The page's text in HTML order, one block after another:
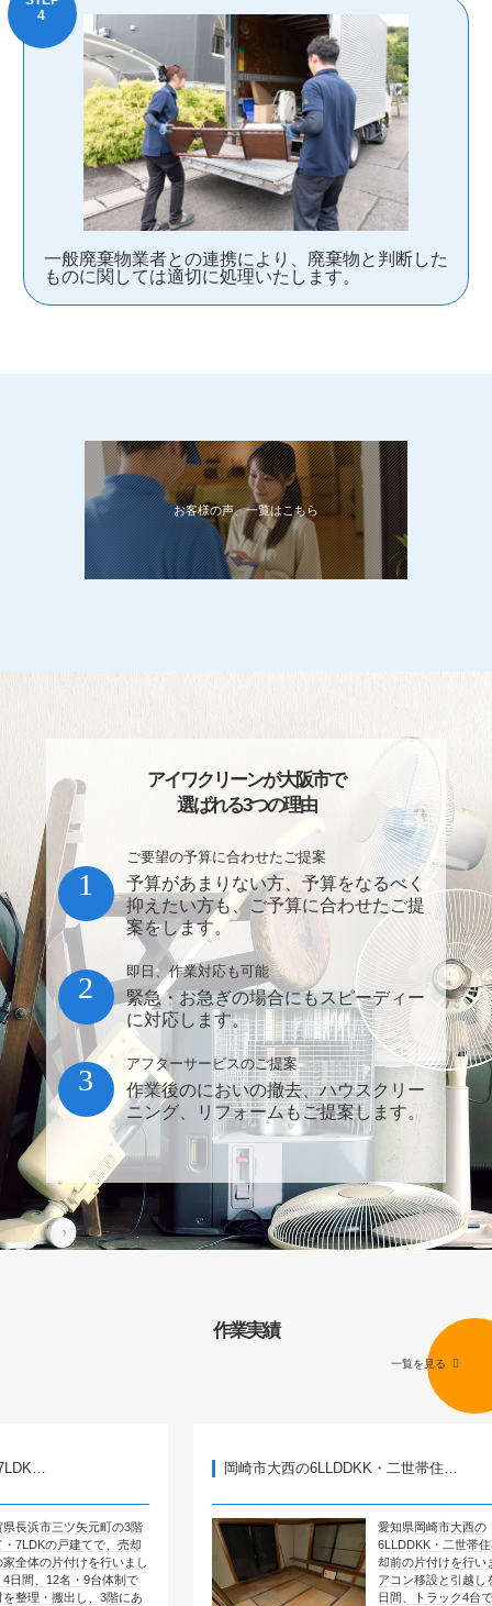
一般廃棄物業者との連携により、廃棄物と判断した
ものに関しては適切に処理いたします。
お客様の声、一覧はこちら
アイワクリーンが大阪市で
選ばれる3つの理由
ご要望の予算に合わせたご提案
予算があまりない方、予算をなるべく
抑えたい方も、ご予算に合わせたご提
案をします。
1
即日、作業対応も可能
緊急・お急ぎの場合にもスピーディー
に対応します。
2
アフターサービスのご提案
作業後のにおいの撤去、ハウスクリー
ニング、リフォームもご提案します。
3
作業実績
一覧を見る
元町の3階
てで、売却
を行いまし
9台体制で
、3階にあ
岡崎市大西の6LLDDKK・二世帯住…
愛知県岡崎市大西の
6LLDDKK・二世帯住宅で、売
却前の片付けを行いました。エ
アコン移設と引越しを含めて4
日間、トラック4台で全部屋を